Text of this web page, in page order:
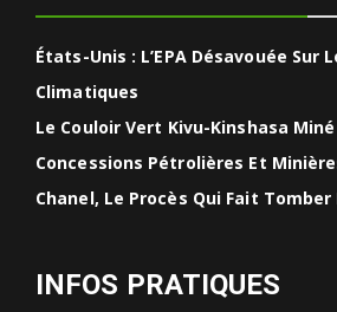
États-Unis : L’EPA Désavouée Sur
Climatiques
Le Couloir Vert Kivu-Kinshasa
Concessions Pétrolières Et
Chanel, Le Procès Qui Fait Tomber
INFOS PRATIQUES